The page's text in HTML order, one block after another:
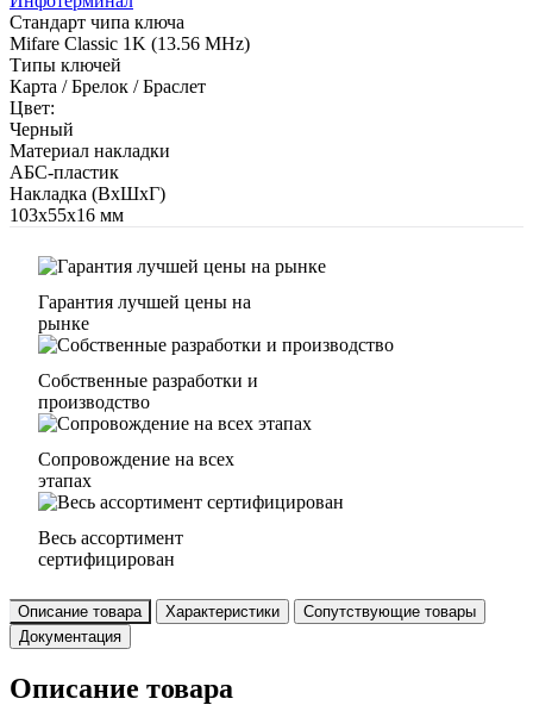
Стандарт чипа ключа
Mifare Classic 1K (13.56 MHz)
Типы ключей
Карта / Брелок / Браслет
Цвет:
Черный
Материал накладки
АБС-пластик
Накладка (ВхШхГ)
103х55х16 мм
Гарантия лучшей цены на
рынке
Собственные разработки и
производство
Сопровождение на всех
этапах
Весь ассортимент
сертифицирован
Описание товара Характеристики
Сопутствующие товары
Документация
Описание товара